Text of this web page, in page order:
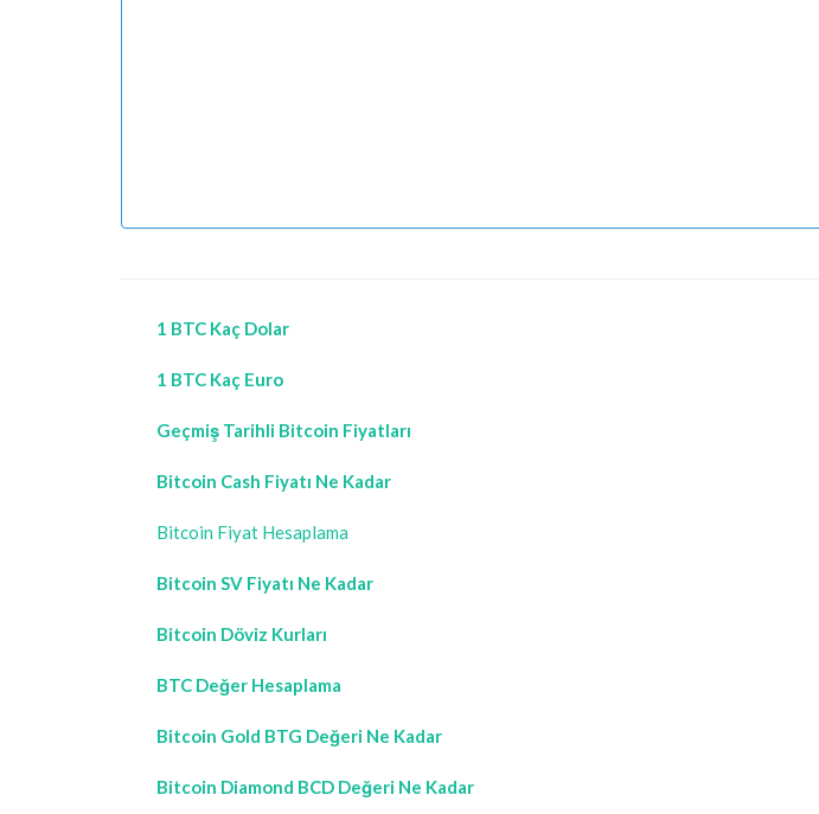
1 BTC Kaç Dolar
1 BTC Kaç Euro
Geçmiş Tarihli Bitcoin Fiyatları
Bitcoin Cash Fiyatı Ne Kadar
Bitcoin Fiyat Hesaplama
Bitcoin SV Fiyatı Ne Kadar
Bitcoin Döviz Kurları
BTC Değer Hesaplama
Bitcoin Gold BTG Değeri Ne Kadar
Bitcoin Diamond BCD Değeri Ne Kadar